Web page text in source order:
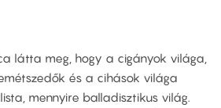
látta meg, hogy a cigányok világa,
és a cihások világa
mennyire balladisztikus világ.